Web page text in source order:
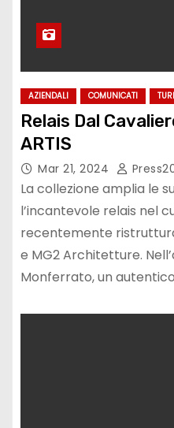
AZIENDALI COMUNICATI
Relais Dal
ARTIS
Mar 21, 2024
La collezione amplia le
l’incantevole relais nel
recentemente
e MG2 Architetture.
Monferrato, un